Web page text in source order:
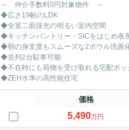
～ 仲介手数料0円対象物件 ～
◆広さ19帖のLDK
◆全室二面採光の明るい室内空間
◆キッチンパントリー・SICをはじめ各
◆朝の身支度もスムーズな2ボウル洗面
◆並列2台駐車可能
◆不在時にも荷物を受け取れる宅配ボッ
◆ZEH水準の高性能住宅
価格
5,490万円